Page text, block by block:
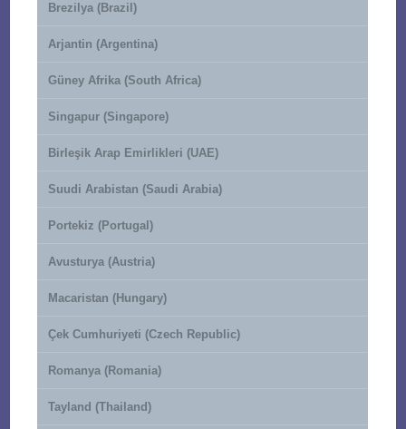
Brezilya (Brazil)
Arjantin (Argentina)
Güney Afrika (South Africa)
Singapur (Singapore)
Birleşik Arap Emirlikleri (UAE)
Suudi Arabistan (Saudi Arabia)
Portekiz (Portugal)
Avusturya (Austria)
Macaristan (Hungary)
Çek Cumhuriyeti (Czech Republic)
Romanya (Romania)
Tayland (Thailand)